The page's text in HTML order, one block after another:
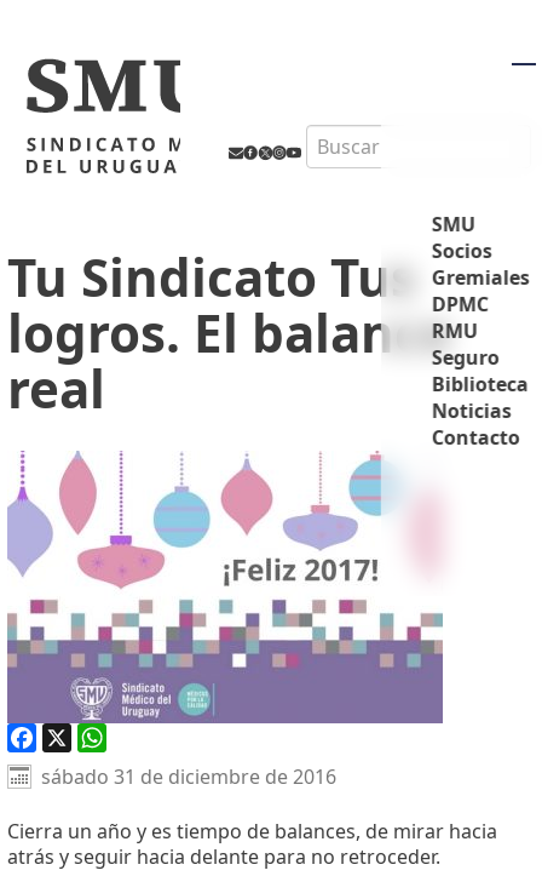
Search
SMU
Socios
Gremiales
DPMC
RMU
Seguro
Biblioteca
Noticias
Contacto
Tu Sindicato Tus
logros. El balance
real
Facebook
X WhatsApp
sábado 31 de diciembre de 2016
Cierra un año y es tiempo de balances, de mirar hacia
atrás y seguir hacia delante para no retroceder.